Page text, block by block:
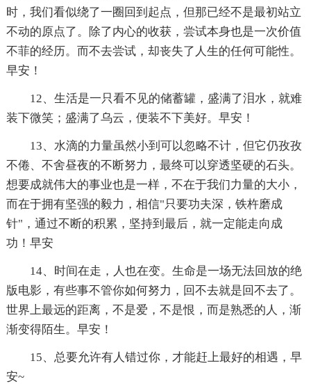
时，我们看似绕了一圈回到起点，但那已经不是最初站立
不动的原点了。除了内心的收获，尝试本身也是一次价值
不菲的经历。而不去尝试，却丧失了人生的任何可能性。
早安！
12、生活是一只看不见的储蓄罐，盛满了泪水，就难
装下微笑；盛满了乌云，便装不下美好。早安！
13、水滴的力量虽然小到可以忽略不计，但它仍孜孜
不倦、不舍昼夜的不断努力，最终可以穿透坚硬的石头。
想要成就伟大的事业也是一样，不在于我们力量的大小，
而在于拥有坚强的毅力，相信"只要功夫深，铁杵磨成
针"，通过不断的积累，坚持到最后，就一定能走向成
功！早安
14、时间在走，人也在变。生命是一场无法回放的绝
版电影，有些事不管你如何努力，回不去就是回不去了。
世界上最远的距离，不是爱，不是恨，而是熟悉的人，渐
渐变得陌生。早安！
15、总要允许有人错过你，才能赶上最好的相遇，早
安~